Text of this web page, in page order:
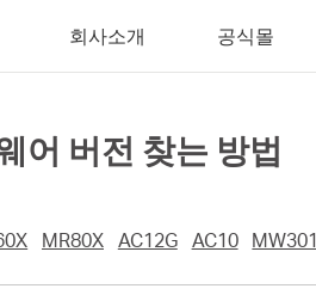
회사소개 공식몰
어 버전 찾는 방법
MR80X AC12G AC10